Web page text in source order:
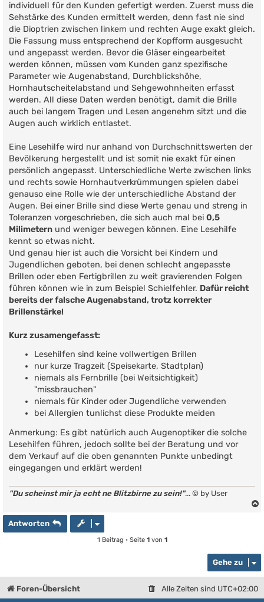
individuell für den Kunden gefertigt werden. Zuerst muss die
Sehstärke des Kunden ermittelt werden, denn fast nie sind
die Dioptrien zwischen linkem und rechten Auge exakt gleich.
Die Fassung muss entsprechend der Kopfform ausgesucht
und angepasst werden. Bevor die Gläser eingearbeitet
werden können, müssen vom Kunden ganz spezifische
Parameter wie Augenabstand, Durchblickshöhe,
Hornhautscheitelabstand und Sehgewohnheiten erfasst
werden. All diese Daten werden benötigt, damit die Brille
auch bei langem Tragen und Lesen angenehm sitzt und die
Augen auch wirklich entlastet.
Eine Lesehilfe wird nur anhand von Durchschnittswerten der
Bevölkerung hergestellt und ist somit nie exakt für einen
persönlich angepasst. Unterschiedliche Werte zwischen links
und rechts sowie Hornhautverkrümmungen spielen dabei
genauso eine Rolle wie der unterschiedliche Abstand der
Augen. Bei einer Brille sind diese Werte genau und streng in
Toleranzen vorgeschrieben, die sich auch mal bei 0,5
Milimetern und weniger bewegen können. Eine Lesehilfe
kennt so etwas nicht.
Und genau hier ist auch die Vorsicht bei Kindern und
Jugendlichen geboten, bei denen schlecht angepasste
Brillen oder eben Fertigbrillen zu weit gravierenden Folgen
führen können wie in zum Beispiel Schielfehler. Dafür reicht
bereits der falsche Augenabstand, trotz korrekter
Brillenstärke!
Kurz zusamengefasst:
Lesehilfen sind keine vollwertigen Brillen
nur kurze Tragzeit (Speisekarte, Stadtplan)
niemals als Fernbrille (bei Weitsichtigkeit)
"missbrauchen"
niemals für Kinder oder Jugendliche verwenden
bei Allergien tunlichst diese Produkte meiden
Anmerkung: Es gibt natürlich auch Augenoptiker die solche
Lesehilfen führen, jedoch sollte bei der Beratung und vor
dem Verkauf auf die oben genannten Punkte unbedingt
eingegangen und erklärt werden!
"Du scheinst mir ja echt ne Blitzbirne zu sein!"... © by User
b
n
Antworten
1 Beitrag • Seite 1von 1
Gehe zu
Foren-Übersicht Alle Zeiten sind UTC+02:00